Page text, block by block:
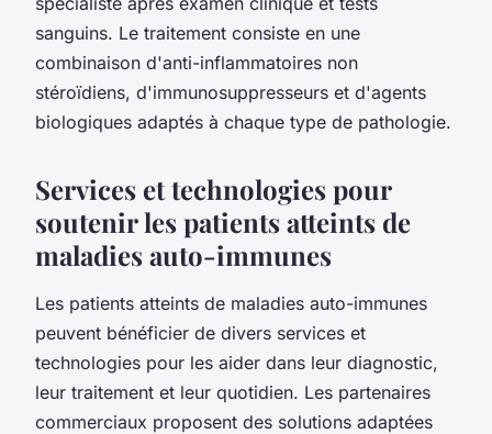
sanguins. Le traitement consiste en une
combinaison d'anti-inflammatoires non
stéroïdiens, d'immunosuppresseurs et d'agents
biologiques adaptés à chaque type de pathologie.
Services et technologies pour
soutenir les patients atteints de
maladies auto-immunes
Les patients atteints de maladies auto-immunes
peuvent bénéficier de divers services et
technologies pour les aider dans leur diagnostic,
leur traitement et leur quotidien. Les partenaires
commerciaux proposent des solutions adaptées